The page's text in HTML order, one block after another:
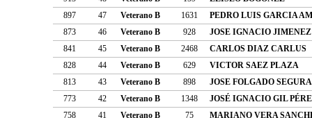
897
47 Veterano B 1631
PEDRO LUIS GARCIA
873
46 Veterano B 928
JOSE IGNACIO
841
45 Veterano B 2468
CARLOS DIAZ CARLUS
828
44 Veterano B 629
VICTOR SAEZ PLAZA
813
43 Veterano B 898
JOSE FOLGADO SEGURA
773
42 Veterano B 1348
JOSÉ IGNACIO GIL
758
41 Veterano B 75
MARIANO VERA